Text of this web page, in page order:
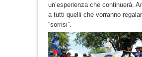
un’esperienza che continuerà.
a tutti quelli che vorranno
“sorrisi”.